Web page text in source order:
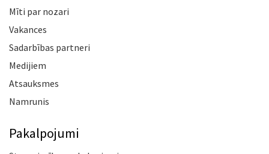
Mīti par nozari
Vakances
Sadarbības partneri
Medijiem
Atsauksmes
Namrunis
Pakalpojumi